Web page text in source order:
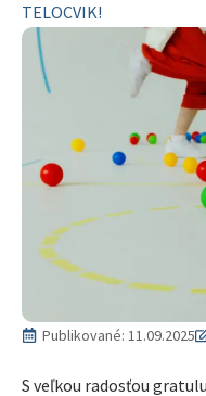
TELOCVIK!
Publikované: 11.09.2025
S veľkou radosťou